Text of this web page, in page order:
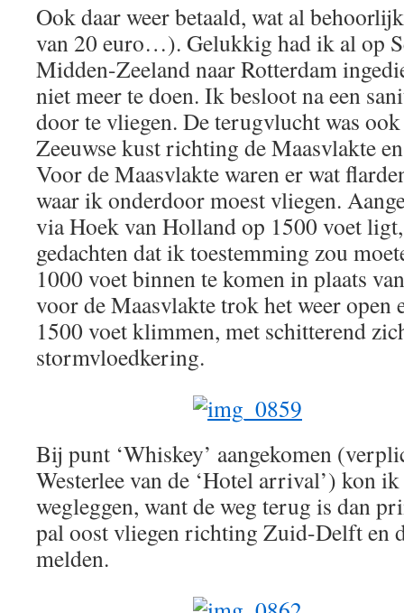
Ook daar weer betaald, wat al
van 20 euro…). Gelukkig had ik al op
Midden-Zeeland naar Rotterdam
niet meer te doen. Ik besloot na een
door te vliegen. De terugvlucht was
Zeeuwse kust richting de Maasvlakte
Voor de Maasvlakte waren er wat
waar ik onderdoor moest vliegen.
via Hoek van Holland op 1500 voet
gedachten dat ik toestemming zou
1000 voet binnen te komen in plaats
voor de Maasvlakte trok het weer open
1500 voet klimmen, met schitterend
stormvloedkering.
Bij punt ‘Whiskey’ aangekomen
Westerlee van de ‘Hotel arrival’) kon
wegleggen, want de weg terug is dan
pal oost vliegen richting Zuid-Delft en
melden.